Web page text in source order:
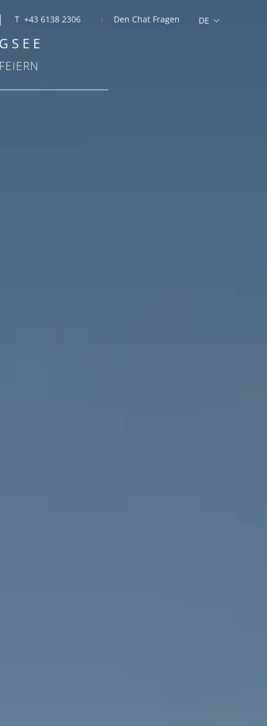
T +43 6138 2306 Den Chat Fragen
FEIERN